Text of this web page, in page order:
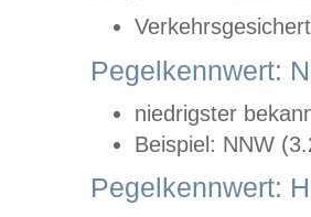
Pegelkennwert:
niedrigster
Beispiel: NNW
Pegelkennwert: